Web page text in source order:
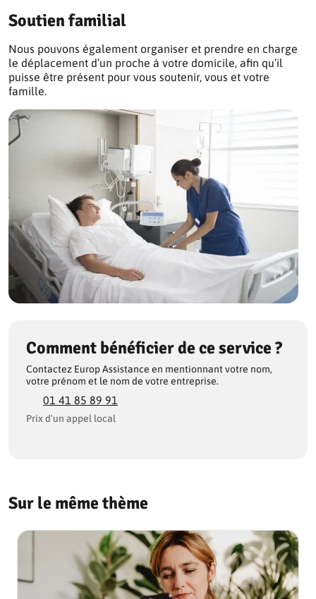
Soutien familial
Nous pouvons également organiser et prendre en charge
le déplacement d’un proche à votre domicile, afin qu’il
puisse être présent pour vous soutenir, vous et votre
famille.
Comment bénéficier de ce service ?
Contactez Europ Assistance en mentionnant votre nom,
votre prénom et le nom de votre entreprise.
01 41 85 89 91
Prix d'un appel local
Sur le même thème